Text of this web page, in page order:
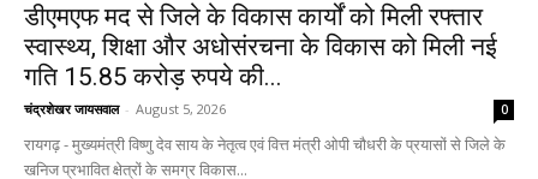
डीएमएफ मद से जिले के विकास कार्यों को मिली रफ्तार
स्वास्थ्य, शिक्षा और अधोसंरचना के विकास को मिली नई
गति 15.85 करोड़ रुपये की...
चंद्रशेखर जायसवाल - August 5, 2026 0
रायगढ़ - मुख्यमंत्री विष्णु देव साय के नेतृत्व एवं वित्त मंत्री ओपी चौधरी के प्रयासों से जिले के
खनिज प्रभावित क्षेत्रों के समग्र विकास...